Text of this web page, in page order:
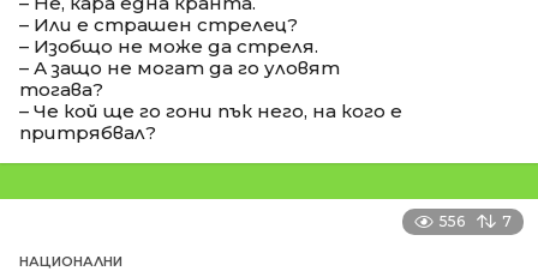
– Или е страшен стрелец?
– Изобщо не може да стреля.
– А защо не могат да го уловят
тогава?
– Че кой ще го гони пък него, на кого е
притрябвал?
556 7
НАЦИОНАЛНИ